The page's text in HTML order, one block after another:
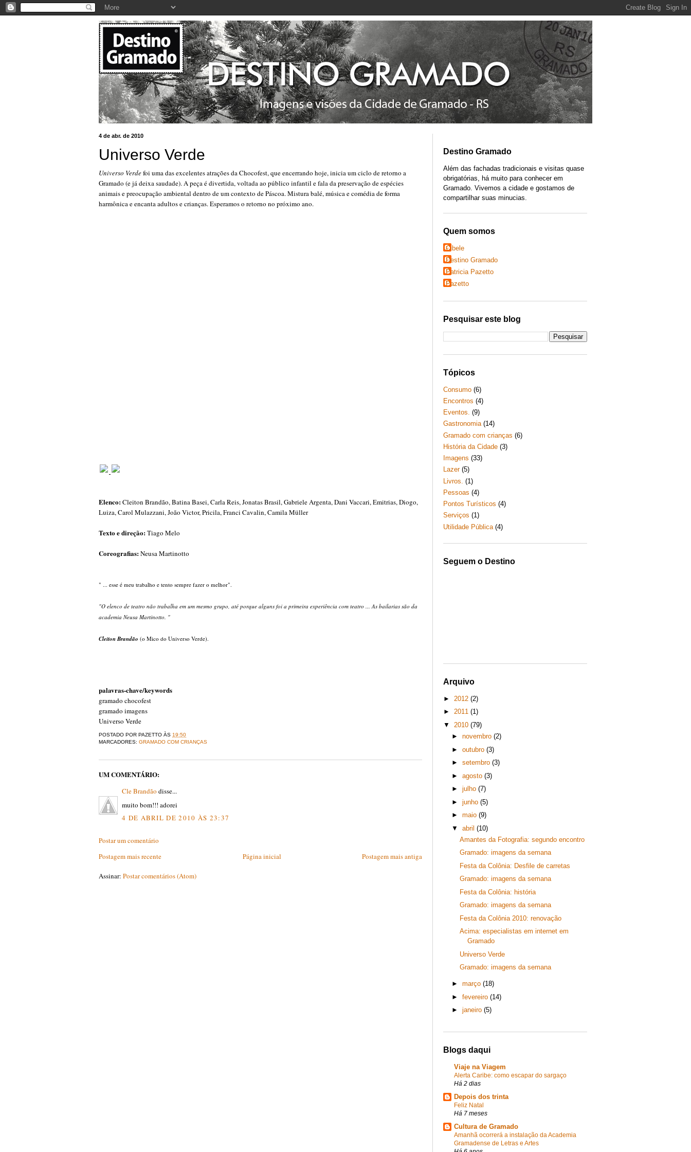
4 de abr. de 2010
Universo Verde
Universo Verdefoi uma das excelentes atrações da Chocofest, que encerrando hoje, inicia um ciclo de retorno a
Gramado (e já deixa saudade). A peça é divertida, voltada ao público infantil e fala da preservação de espécies
animais e preocupação ambiental dentro de um contexto de Páscoa. Mistura balé, música e comédia de forma
harmônica e encanta adultos e crianças. Esperamos o retorno no próximo ano.
Elenco:Cleiton Brandão, Batina Basei, Carla Reis, Jonatas Brasil, Gabriele Argenta, Dani Vaccari, Emitrias, Diogo,
Luiza, Carol Mulazzani, João Victor, Pricila, Franci Cavalin, Camila Müller
Texto e direção:Tiago Melo
Coreografias:Neusa Martinotto
" ... esse é meu trabalho e tento sempre fazer o melhor".
"O elenco de teatro não trabalha em um mesmo grupo, até porque alguns foi a primeira experiência com teatro ... As bailarias são da
academia Neusa Martinotto. "
Cleiton Brandão (o Mico do Universo Verde).
palavras-chave/keywords
gramado chocofest
gramado imagens
Universo Verde
POSTADO POR PAZETTO ÀS 19:50
MARCADORES: GRAMADO COM CRIANÇAS
UM COMENTÁRIO:
Cle Brandão disse...
muito bom!!! adorei
4 DE ABRIL DE 2010 ÀS 23:37
Postar um comentário
Postagem mais recente
Postagem mais antiga
Página inicial
Assinar: Postar comentários (Atom)
Destino Gramado
Além das fachadas tradicionais e visitas quase
obrigatórias, há muito para conhecer em
Gramado. Vivemos a cidade e gostamos de
compartilhar suas minucias.
Quem somos
Cibele
Destino Gramado
Patricia Pazetto
Pazetto
Pesquisar este blog
Tópicos
Consumo (6)
Encontros (4)
Eventos. (9)
Gastronomia (14)
Gramado com crianças (6)
História da Cidade (3)
Imagens (33)
Lazer (5)
Livros. (1)
Pessoas (4)
Pontos Turísticos (4)
Serviços (1)
Utilidade Pública (4)
Seguem o Destino
Arquivo
► 2012 (2)
► 2011 (1)
▼ 2010 (79)
► novembro (2)
► outubro (3)
► setembro (3)
► agosto (3)
► julho (7)
► junho (5)
► maio (9)
▼ abril (10)
Amantes da Fotografia: segundo encontro
Gramado: imagens da semana
Festa da Colônia: Desfile de carretas
Gramado: imagens da semana
Festa da Colônia: história
Gramado: imagens da semana
Festa da Colônia 2010: renovação
Acima: especialistas em internet em
Gramado
Universo Verde
Gramado: imagens da semana
► março (18)
► fevereiro (14)
► janeiro (5)
Blogs daqui
Viaje na Viagem
Alerta Caribe: como escapar do sargaço
Há 2 dias
Depois dos trinta
Feliz Natal
Há 7 meses
Cultura de Gramado
Amanhã ocorrerá a instalação da Academia
Gramadense de Letras e Artes